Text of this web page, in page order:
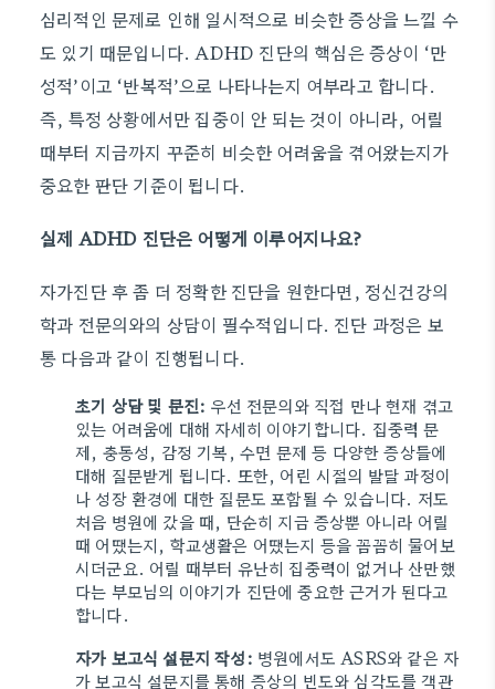
심리적인 문제로 인해 일시적으로 비슷한 증상을 느낄 수
도 있기 때문입니다. ADHD 진단의 핵심은 증상이 ‘만
성적’이고 ‘반복적’으로 나타나는지 여부라고 합니다.
즉, 특정 상황에서만 집중이 안 되는 것이 아니라, 어릴
때부터 지금까지 꾸준히 비슷한 어려움을 겪어왔는지가
중요한 판단 기준이 됩니다.
실제 ADHD 진단은 어떻게 이루어지나요?
자가진단 후 좀 더 정확한 진단을 원한다면, 정신건강의
학과 전문의와의 상담이 필수적입니다. 진단 과정은 보
통 다음과 같이 진행됩니다.
초기 상담 및 문진: 우선 전문의와 직접 만나 현재 겪고
있는 어려움에 대해 자세히 이야기합니다. 집중력 문
제, 충동성, 감정 기복, 수면 문제 등 다양한 증상들에
대해 질문받게 됩니다. 또한, 어린 시절의 발달 과정이
나 성장 환경에 대한 질문도 포함될 수 있습니다. 저도
처음 병원에 갔을 때, 단순히 지금 증상뿐 아니라 어릴
때 어땠는지, 학교생활은 어땠는지 등을 꼼꼼히 물어보
시더군요. 어릴 때부터 유난히 집중력이 없거나 산만했
다는 부모님의 이야기가 진단에 중요한 근거가 된다고
합니다.
자가 보고식 설문지 작성: 병원에서도 ASRS와 같은 자
가 보고식 설문지를 통해 증상의 빈도와 심각도를 객관